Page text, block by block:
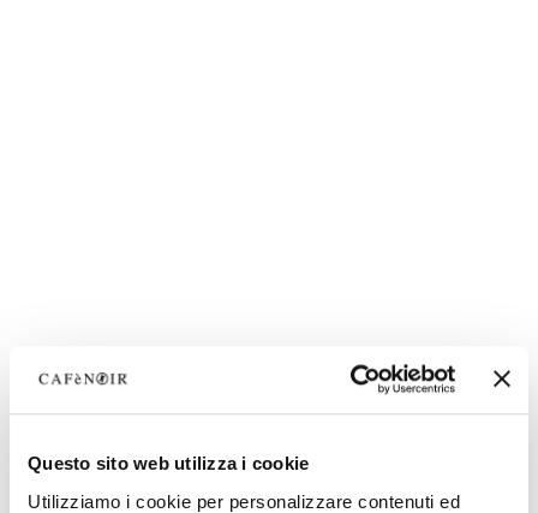
Questo sito web utilizza i cookie
Utilizziamo i cookie per personalizzare contenuti ed